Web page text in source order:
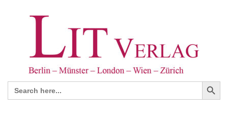
Search
for:
Search Button